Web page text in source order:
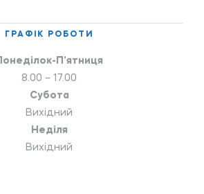
ГРАФІК РОБОТИ
П’ятниця
8.00 – 17.00
Субота
Вихідний
Неділя
Вихідний